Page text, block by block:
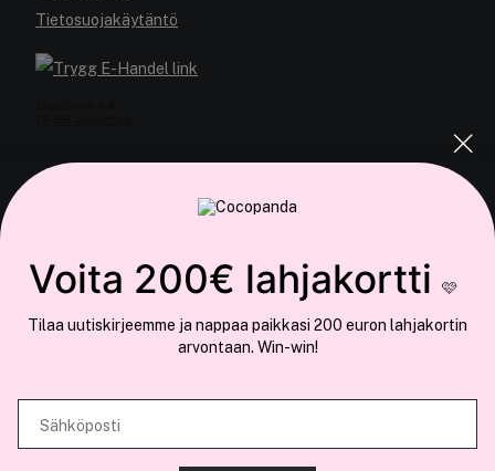
Tietosuojakäytäntö
Meistä
Olemme osaBrandsdal Group AS
Voita 200€ lahjakortti 🩷
Tilaa uutiskirjeemme ja nappaa paikkasi 200 euron lahjakortin
arvontaan. Win-win!
Sähköposti